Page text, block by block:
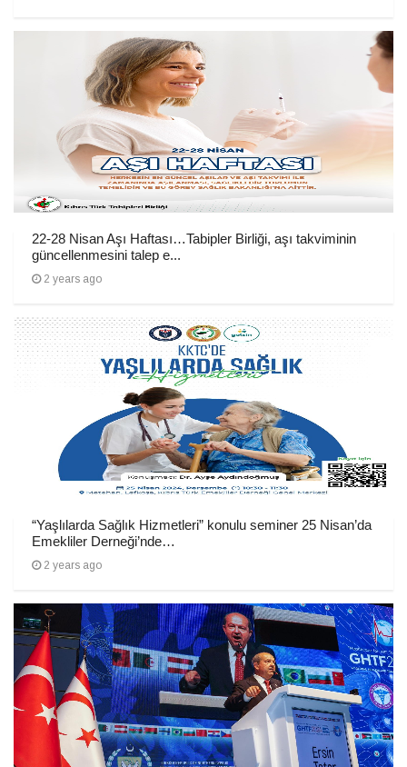
22-28 Nisan Aşı Haftası…Tabipler Birliği, aşı takviminin
güncellenmesini talep e...
2 years ago
“Yaşlılarda Sağlık Hizmetleri” konulu seminer 25 Nisan’da
Emekliler Derneği’nde…
2 years ago